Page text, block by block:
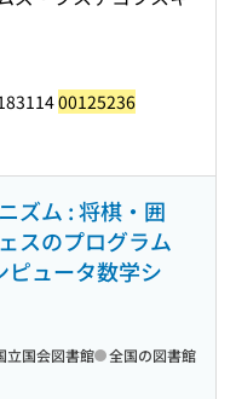
00125236
ズム : 将棋・囲
スのプログラム
ピュータ数学シ
立国会図書館 全国の図書館